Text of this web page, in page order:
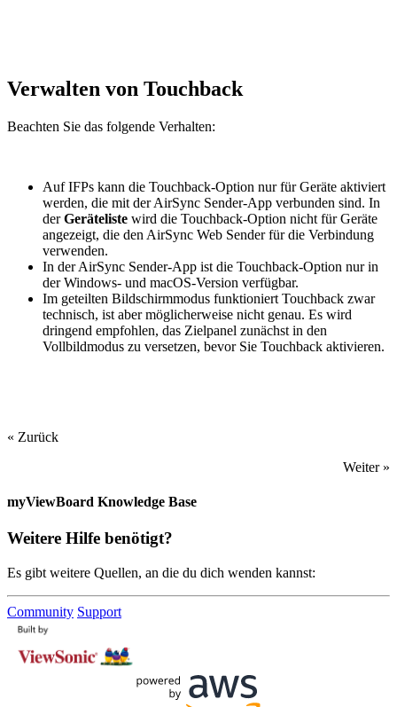
Verwalten von Touchback
Beachten Sie das folgende Verhalten:
Auf IFPs kann die Touchback-Option nur für Geräte aktiviert
werden, die mit der AirSync Sender-App verbunden sind. In
derGeräteliste wird die Touchback-Option nicht für Geräte
angezeigt, die den AirSync Web Sender für die Verbindung
verwenden.
In der AirSync Sender-App ist die Touchback-Option nur in
der Windows- und macOS-Version verfügbar.
Im geteilten Bildschirmmodus funktioniert Touchback zwar
technisch, ist aber möglicherweise nicht genau. Es wird
dringend empfohlen, das Zielpanel zunächst in den
Vollbildmodus zu versetzen, bevor Sie Touchback aktivieren.
« Zurück
Weiter »
myViewBoard Knowledge Base
Weitere Hilfe benötigt?
Es gibt weitere Quellen, an die du dich wenden kannst:
Community Support